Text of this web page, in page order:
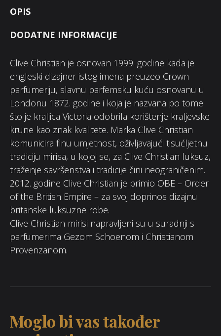
OPIS
DODATNE INFORMACIJE
Clive Christian je osnovan 1999. godine kada je
engleski dizajner istog imena preuzeo Crown
parfumeriju, slavnu parfemsku kuću osnovanu u
Londonu 1872. godine i koja je nazvana po tome
što je kraljica Victoria odobrila korištenje kraljevske
krune kao znak kvalitete. Marka Clive Christian
komunicira finu umjetnost, oživljavajući tisućljetnu
tradiciju mirisa, u kojoj se, za Clive Christian luksuz,
traženje savršenstva i tradicije čini neograničenim.
2012. godine Clive Christian je primio OBE – Order
of the British Empire – za svoj doprinos dizajnu
britanske luksuzne robe.
Clive Christian mirisi napravljeni su u suradnji s
parfumerima Gezom Schoenom i Christianom
Provenzanom.
Moglo bi vas također